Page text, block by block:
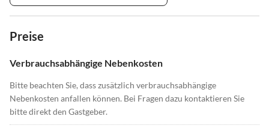
Preise
Verbrauchsabhängige Nebenkosten
Bitte beachten Sie, dass zusätzlich verbrauchsabhängige
Nebenkosten anfallen können. Bei Fragen dazu kontaktieren Sie
bitte direkt den Gastgeber.